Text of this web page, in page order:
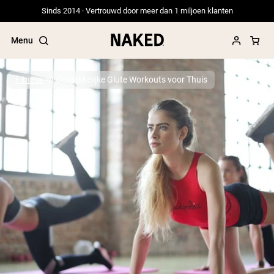
Sinds 2014 · Vertrouwd door meer dan 1 miljoen klanten
Menu
”Protein Powder“
”Overnight Oats“
”Vegan protein“
”Collagen“
”Micellar Casein“
PROTEIN POWDERSBest Seller
Erwteneiwit
Grasgevoerd Wei Eiwit Poeder
Collageenpeptiden
Fitness 4 Gemakkelijke Glute Workouts voor Thuis